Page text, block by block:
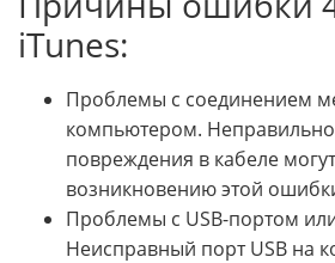
iTunes:
Проблемы с соединением
компьютером.
повреждения в кабеле
возникновению этой
Проблемы с USB-портом
Неисправный порт USB на